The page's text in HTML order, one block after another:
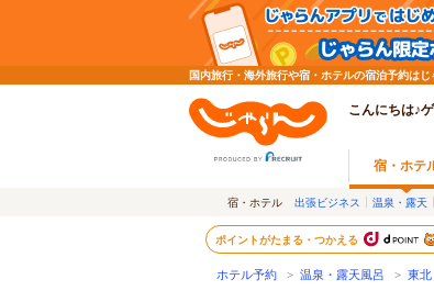
国内旅行・海外旅行や宿・ホテルの宿泊予約は
こんにちは♪
宿・ホテ
宿・ホテル 出張ビジネス 温泉・露天
ポイントがたまる・つかえる
ホテル予約 > 温泉・露天風呂 > 東北